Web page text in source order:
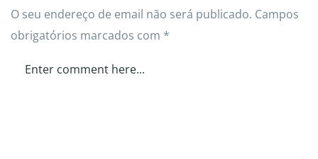
O seu endereço de email não será publicado. Campos
obrigatórios marcados com *